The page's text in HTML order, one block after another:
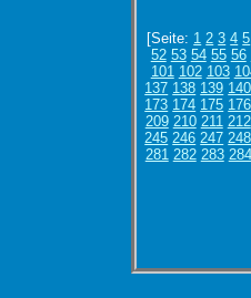
[Seite: 1 2 3 4 5
52 53 54 55 56
101 102 103
137 138 139 140
173 174 175 176
209 210 211 212
245 246 247 248
281 282 283 284